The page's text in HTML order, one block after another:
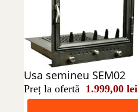
Reducere 20%
Usa semineu SEM02
Preț la ofertă 1.999,00 lei